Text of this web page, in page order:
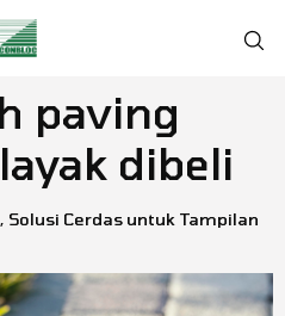
paving
dibeli
Solusi Cerdas untuk Tampilan